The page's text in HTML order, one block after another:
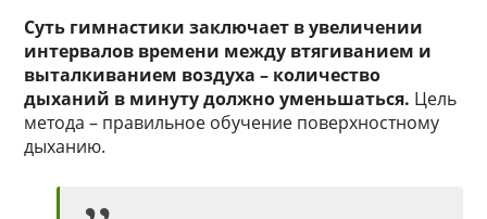
Суть гимнастики заключает в увеличении
интервалов времени между втягиванием и
выталкиванием воздуха – количество
дыханий в минуту должно уменьшаться. Цель
метода – правильное обучение поверхностному
дыханию.